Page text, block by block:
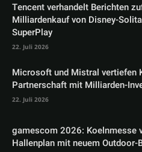
Tencent verhandelt Berichten
Milliardenkauf von Disney-
SuperPlay
22. Juli 2026
Microsoft und Mistral vertiefen
Partnerschaft mit Milliarden-
22. Juli 2026
gamescom 2026: Koelnmesse
Hallenplan mit neuem Outdoor-